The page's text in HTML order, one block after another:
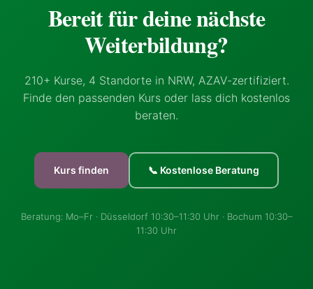
Bereit für deine nächste
Weiterbildung?
210+ Kurse, 4 Standorte in NRW, AZAV-zertifiziert.
Finde den passenden Kurs oder lass dich kostenlos
beraten.
Kurs finden 📞 Kostenlose Beratung
Beratung: Mo–Fr · Düsseldorf 10:30–11:30 Uhr · Bochum 10:30–
11:30 Uhr